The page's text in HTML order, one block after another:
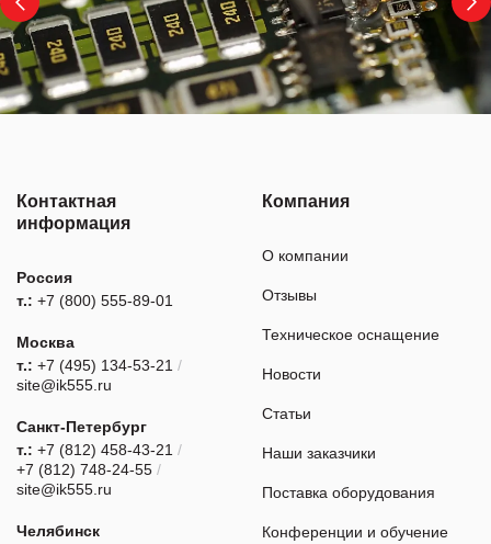
Контактная
информация
Россия
т.: +7 (800) 555-89-01
Москва
т.: +7 (495) 134-53-21 /
site@ik555.ru
Санкт-Петербург
т.: +7 (812) 458-43-21 /
+7 (812) 748-24-55 /
site@ik555.ru
Челябинск
Компания
О компании
Отзывы
Техническое оснащение
Новости
Статьи
Наши заказчики
Поставка оборудования
Конференции и обучение